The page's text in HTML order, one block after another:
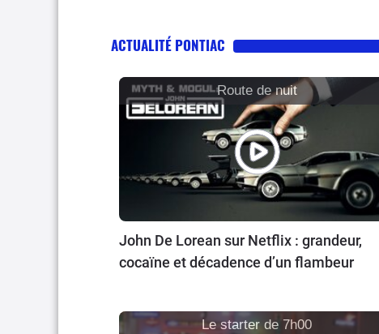
ACTUALITÉ PONTIAC
Route de nuit
John De Lorean sur Netflix : grandeur,
cocaïne et décadence d’un flambeur
Le starter de 7h00